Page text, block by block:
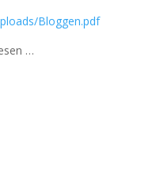
Bloggen.pdf
…